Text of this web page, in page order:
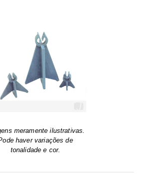
meramente ilustrativas.
haver variações de
tonalidade e cor.